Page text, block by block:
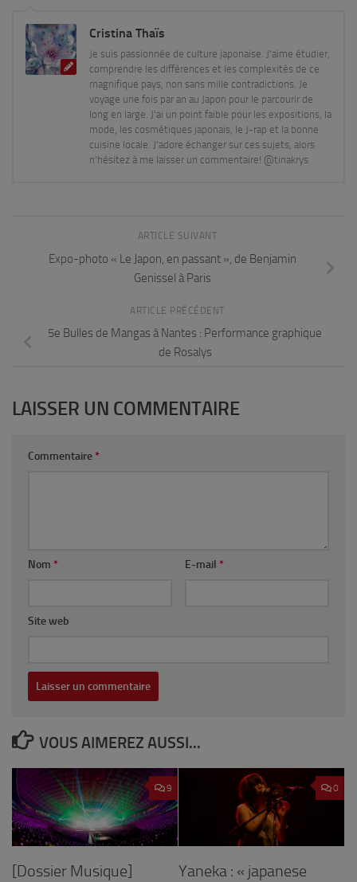
Cristina Thaïs
Je suis passionnée de culture japonaise. J'aime étudier,
comprendre les différences et les complexités de ce
magnifique pays, non sans mille contradictions. Je
voyage une fois par an au Japon pour le parcourir de
long en large. J'ai un point faible pour les expositions, la
mode, les cosmétiques japonais, le J-rap et la bonne
cuisine locale. J'adore échanger sur ces sujets, alors
n'hésitez à me laisser un commentaire! @tinakrys
ARTICLE SUIVANT
Expo-photo « Le Japon, en passant », de Benjamin
Genissel à Paris
ARTICLE PRÉCÉDENT
5e Bulles de Mangas à Nantes : Performance graphique
de Rosalys
LAISSER UN COMMENTAIRE
Commentaire *
Nom * E-mail *
Site web
VOUS AIMEREZ AUSSI...
9
[Dossier Musique]
0
Yaneka : « japanese